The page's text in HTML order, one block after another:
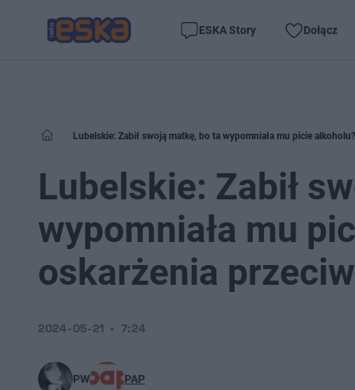
ESKA Story Dołącz
Lubelskie: Zabił swoją matkę, bo ta wypomniała mu picie
Lubelskie: Zabił
wypomniała mu
oskarżenia
PW PAP
2024-05-21 7:24